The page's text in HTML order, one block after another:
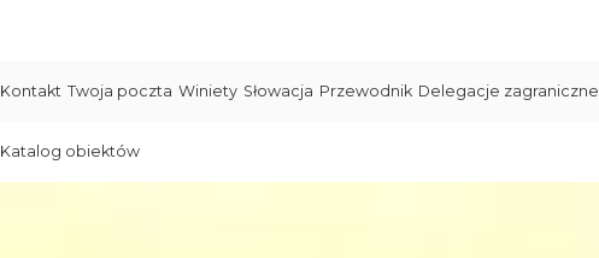
Kontakt Twoja poczta Winiety Słowacja Przewodnik Delegacje zagraniczne
Katalog obiektów